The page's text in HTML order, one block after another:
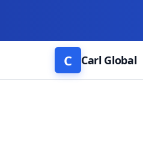
C Carl Global